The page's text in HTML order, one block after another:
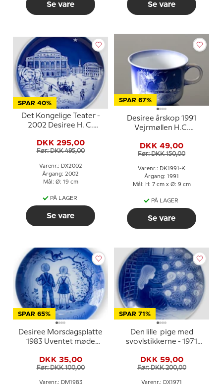
Se vare Se vare
SPAR 40%
Det Kongelige Teater -
2002 Desiree H. C.
kagetallerken
DKK 295,00
Før: DKK 495,00
Varenr.: DX2002
Årgang: 2002
Mål: Ø: 19 cm
PÅ LAGER
Se vare
SPAR 67%
Desiree årskop 1991
Vejrmøllen H.C.
DKK 49,00
Før: DKK 150,00
Varenr.: DK1991-K
Årgang: 1991
Mål: H: 7 cm x Ø: 9 cm
PÅ LAGER
Se vare
SPAR 65%
Desiree Morsdagsplatte
1983 Uventet møde
DKK 35,00
Før: DKK 100,00
Varenr.: DM1983
SPAR 71%
Den lille pige med
svovlstikkerne - 1971
Juleplatte
DKK 59,00
Før: DKK 200,00
Varenr.: DX1971